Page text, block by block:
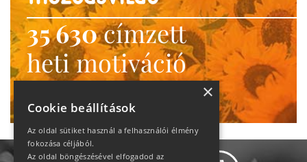
35 630címzett
heti motiváció
Ne maradj le!
×
Cookie beállítások
Az oldal sütiket használ a felhasználói élmény
fokozása céljából.
Az oldal böngészésével elfogadod az